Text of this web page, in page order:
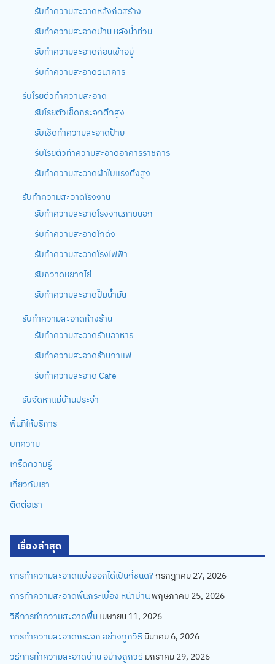
รับทำความสะอาดหลังก่อสร้าง
รับทำความสะอาดบ้าน หลังน้ำท่วม
รับทำความสะอาดก่อนเข้าอยู่
รับทำความสะอาดธนาคาร
รับโรยตัวทำความสะอาด
รับโรยตัวเช็ดกระจกตึกสูง
รับเช็ดทำความสะอาดป้าย
รับโรยตัวทำความสะอาดอาคารราชการ
รับทำความสะอาดผ้าใบแรงตึงสูง
รับทำความสะอาดโรงงาน
รับทำความสะอาดโรงงานภายนอก
รับทำความสะอาดโกดัง
รับทำความสะอาดโรงไฟฟ้า
รับกวาดหยากไย่
รับทำความสะอาดปั๊มน้ำมัน
รับทำความสะอาดห้างร้าน
รับทำความสะอาดร้านอาหาร
รับทำความสะอาดร้านกาแฟ
รับทำความสะอาด Cafe
รับจัดหาแม่บ้านประจำ
พื้นที่ให้บริการ
บทความ
เกร็ดความรู้
เกี่ยวกับเรา
ติดต่อเรา
เรื่องล่าสุด
การทำความสะอาดแบ่งออกได้เป็นกี่ชนิด? กรกฎาคม 27, 2026
การทำความสะอาดพื้นกระเบื้อง หน้าบ้าน พฤษภาคม 25, 2026
วิธีการทำความสะอาดพื้น เมษายน 11, 2026
การทำความสะอาดกระจก อย่างถูกวิธี มีนาคม 6, 2026
วิธีการทำความสะอาดบ้าน อย่างถูกวิธี มกราคม 29, 2026